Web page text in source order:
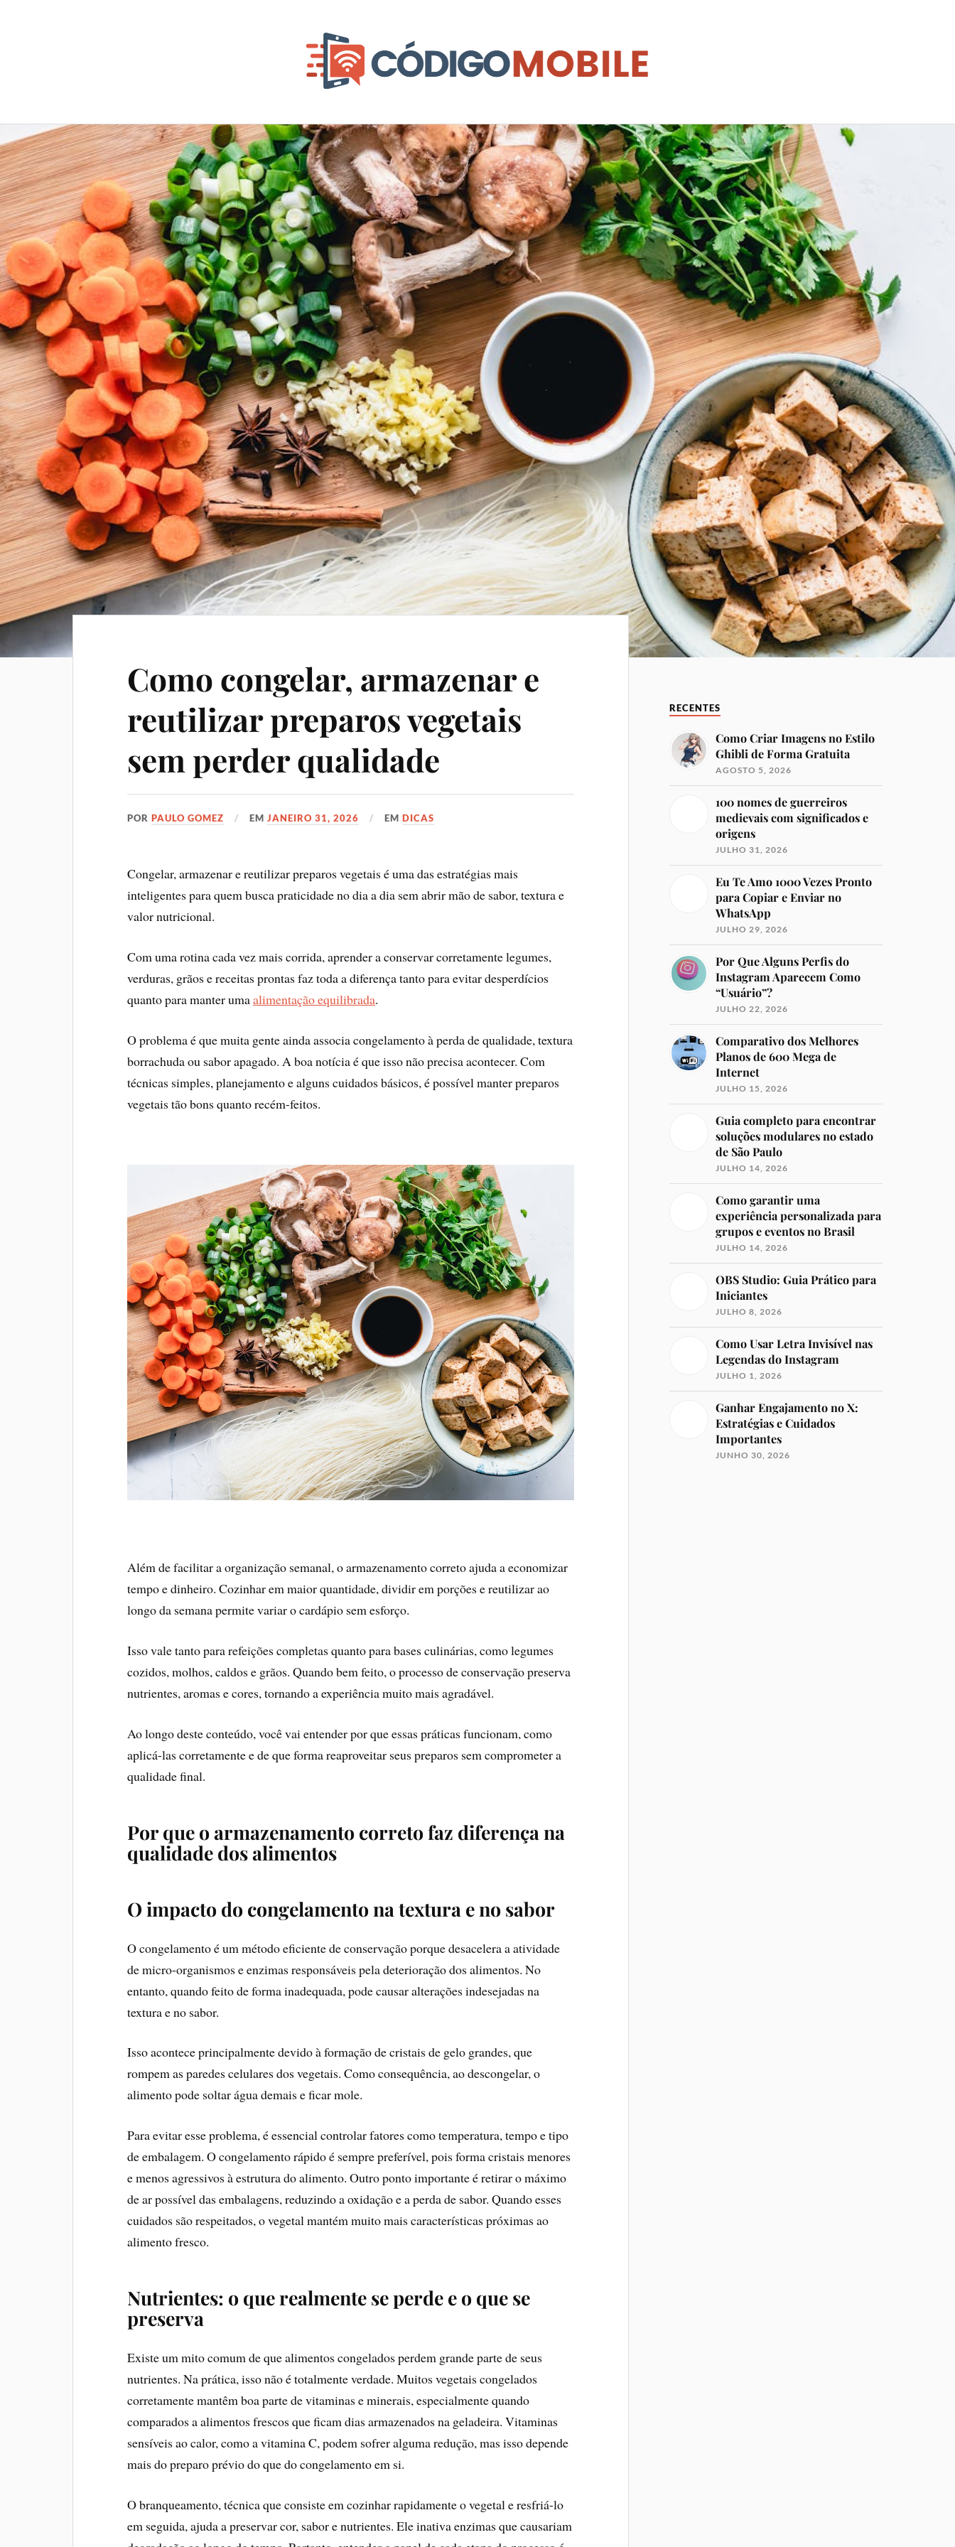
Como congelar, armazenar e
reutilizar preparos vegetais
sem perder qualidade
PORPAULO GOMEZ EMJANEIRO 31, 2026 EMDICAS
Congelar, armazenar e reutilizar preparos vegetais é uma das estratégias mais
inteligentes para quem busca praticidade no dia a dia sem abrir mão de sabor, textura e
valor nutricional.
Com uma rotina cada vez mais corrida, aprender a conservar corretamente legumes,
verduras, grãos e receitas prontas faz toda a diferença tanto para evitar desperdícios
quanto para manter umaalimentação equilibrada.
O problema é que muita gente ainda associa congelamento à perda de qualidade, textura
borrachuda ou sabor apagado. A boa notícia é que isso não precisa acontecer. Com
técnicas simples, planejamento e alguns cuidados básicos, é possível manter preparos
vegetais tão bons quanto recém-feitos.
Além de facilitar a organização semanal, o armazenamento correto ajuda a economizar
tempo e dinheiro. Cozinhar em maior quantidade, dividir em porções e reutilizar ao
longo da semana permite variar o cardápio sem esforço.
Isso vale tanto para refeições completas quanto para bases culinárias, como legumes
cozidos, molhos, caldos e grãos. Quando bem feito, o processo de conservação preserva
nutrientes, aromas e cores, tornando a experiência muito mais agradável.
Ao longo deste conteúdo, você vai entender por que essas práticas funcionam, como
aplicá-las corretamente e de que forma reaproveitar seus preparos sem comprometer a
qualidade final.
Por que o armazenamento correto faz diferença na
qualidade dos alimentos
O impacto do congelamento na textura e no sabor
O congelamento é um método eficiente de conservação porque desacelera a atividade
de micro-organismos e enzimas responsáveis pela deterioração dos alimentos. No
entanto, quando feito de forma inadequada, pode causar alterações indesejadas na
textura e no sabor.
Isso acontece principalmente devido à formação de cristais de gelo grandes, que
rompem as paredes celulares dos vegetais. Como consequência, ao descongelar, o
alimento pode soltar água demais e ficar mole.
Para evitar esse problema, é essencial controlar fatores como temperatura, tempo e tipo
de embalagem. O congelamento rápido é sempre preferível, pois forma cristais menores
e menos agressivos à estrutura do alimento. Outro ponto importante é retirar o máximo
de ar possível das embalagens, reduzindo a oxidação e a perda de sabor. Quando esses
cuidados são respeitados, o vegetal mantém muito mais características próximas ao
alimento fresco.
Nutrientes: o que realmente se perde e o que se
preserva
Existe um mito comum de que alimentos congelados perdem grande parte de seus
nutrientes. Na prática, isso não é totalmente verdade. Muitos vegetais congelados
corretamente mantêm boa parte de vitaminas e minerais, especialmente quando
comparados a alimentos frescos que ficam dias armazenados na geladeira. Vitaminas
sensíveis ao calor, como a vitamina C, podem sofrer alguma redução, mas isso depende
mais do preparo prévio do que do congelamento em si.
O branqueamento, técnica que consiste em cozinhar rapidamente o vegetal e resfriá-lo
em seguida, ajuda a preservar cor, sabor e nutrientes. Ele inativa enzimas que causariam
RECENTES
Como Criar Imagens no Estilo
Ghibli de Forma Gratuita
AGOSTO 5, 2026
100 nomes de guerreiros
medievais com significados e
origens
JULHO 31, 2026
Eu Te Amo 1000 Vezes Pronto
para Copiar e Enviar no
WhatsApp
JULHO 29, 2026
Por Que Alguns Perfis do
Instagram Aparecem Como
“Usuário”?
JULHO 22, 2026
Comparativo dos Melhores
Planos de 600 Mega de
Internet
JULHO 15, 2026
Guia completo para encontrar
soluções modulares no estado
de São Paulo
JULHO 14, 2026
Como garantir uma
experiência personalizada para
grupos e eventos no Brasil
JULHO 14, 2026
OBS Studio: Guia Prático para
Iniciantes
JULHO 8, 2026
Como Usar Letra Invisível nas
Legendas do Instagram
JULHO 1, 2026
Ganhar Engajamento no X:
Estratégias e Cuidados
Importantes
JUNHO 30, 2026